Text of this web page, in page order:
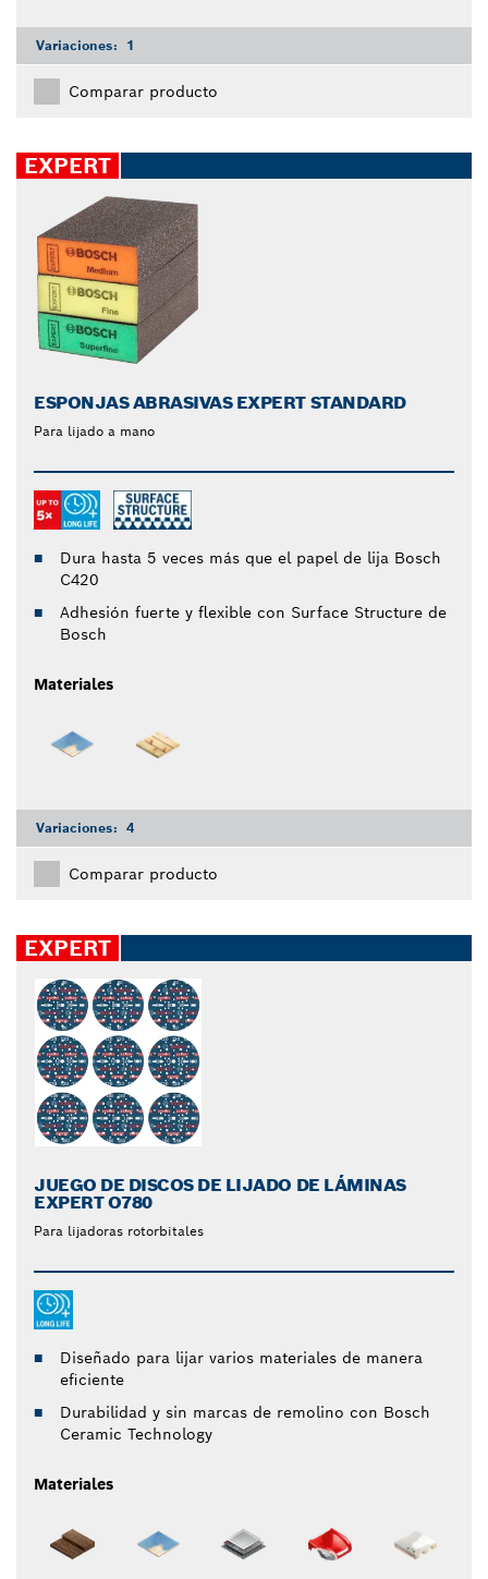
Variaciones: 1
Comparar producto
EXPERT
ESPONJAS ABRASIVAS EXPERT STANDARD
Para lijado a mano
Dura hasta 5 veces más que el papel de lija Bosch
C420
Adhesión fuerte y flexible con Surface Structure de
Bosch
Materiales
Variaciones: 4
Comparar producto
EXPERT
JUEGO DE DISCOS DE LIJADO DE LÁMINAS
EXPERT O780
Para lijadoras rotorbitales
Diseñado para lijar varios materiales de manera
eficiente
Durabilidad y sin marcas de remolino con Bosch
Ceramic Technology
Materiales